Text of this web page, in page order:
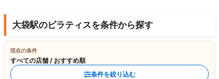
大袋駅のピラティスを条件から探す
現在の条件
すべての店舗 / おすすめ順
条件を絞り込む